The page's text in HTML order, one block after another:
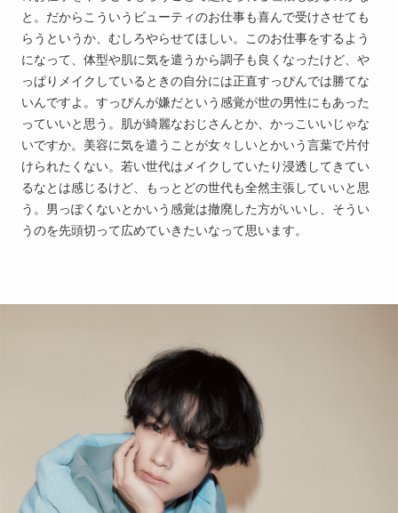
と。だからこういうビューティのお仕事も喜んで受けさせても
らうというか、むしろやらせてほしい。このお仕事をするよう
になって、体型や肌に気を遣うから調子も良くなったけど、や
っぱりメイクしているときの自分には正直すっぴんでは勝てな
いんですよ。すっぴんが嫌だという感覚が世の男性にもあった
っていいと思う。肌が綺麗なおじさんとか、かっこいいじゃな
いですか。美容に気を遣うことが女々しいとかいう言葉で片付
けられたくない。若い世代はメイクしていたり浸透してきてい
るなとは感じるけど、もっとどの世代も全然主張していいと思
う。男っぽくないとかいう感覚は撤廃した方がいいし、そうい
うのを先頭切って広めていきたいなって思います。